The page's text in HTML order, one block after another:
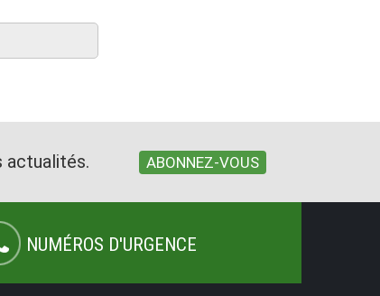
actualités. ABONNEZ-VOUS
NUMÉROS D'URGENCE